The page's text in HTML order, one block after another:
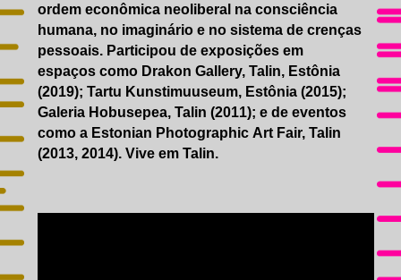
ordem econômica neoliberal na consciência
humana, no imaginário e no sistema de crenças
pessoais. Participou de exposições em
espaços como Drakon Gallery, Talin, Estônia
(2019); Tartu Kunstimuuseum, Estônia (2015);
Galeria Hobusepea, Talin (2011); e de eventos
como a Estonian Photographic Art Fair, Talin
(2013, 2014). Vive em Talin.